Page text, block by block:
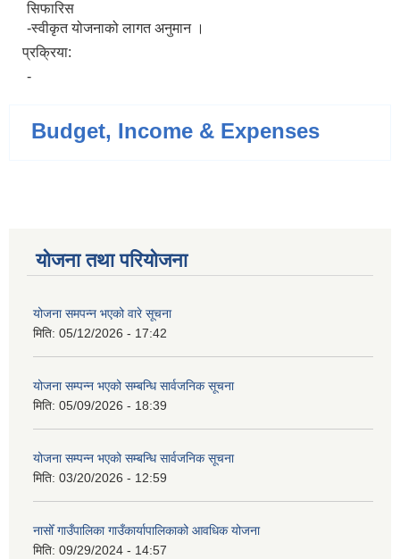
सिफारिस
-स्वीकृत योजनाको लागत अनुमान ।
प्रक्रिया:
-
Budget, Income & Expenses
योजना तथा परियोजना
योजना समपन्न भएको वारे सूचना
मिति: 05/12/2026 - 17:42
योजना सम्पन्न भएको सम्बन्धि सार्वजनिक सूचना
मिति: 05/09/2026 - 18:39
योजना सम्पन्न भएको सम्बन्धि सार्वजनिक सूचना
मिति: 03/20/2026 - 12:59
नासोँ गाउँपालिका गाउँकार्यापालिकाको आवधिक योजना
मिति: 09/29/2024 - 14:57